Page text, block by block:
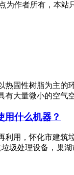
为作者所有，本站
固性树脂为主
大量微小的空
用什么机器？
用，怀化市建
圾处理设备，巢